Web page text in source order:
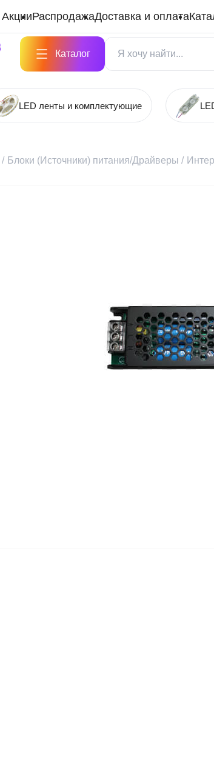
АкцииРаспродажаДоставка и оплата
Каталог
LED ленты и комплектующие
/ Блоки (Источники) питания/Драйверы /